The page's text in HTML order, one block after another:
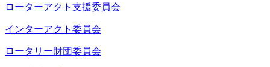
ローターアクト支援委員会
インターアクト委員会
ロータリー財団委員会